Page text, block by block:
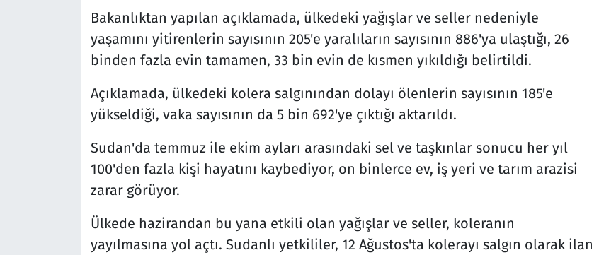
Bakanlıktan yapılan açıklamada, ülkedeki yağışlar ve seller nedeniyle
yaşamını yitirenlerin sayısının 205'e yaralıların sayısının 886'ya ulaştığı, 26
binden fazla evin tamamen, 33 bin evin de kısmen yıkıldığı belirtildi.
Açıklamada, ülkedeki kolera salgınından dolayı ölenlerin sayısının 185'e
yükseldiği, vaka sayısının da 5 bin 692'ye çıktığı aktarıldı.
Sudan'da temmuz ile ekim ayları arasındaki sel ve taşkınlar sonucu her yıl
100'den fazla kişi hayatını kaybediyor, on binlerce ev, iş yeri ve tarım arazisi
zarar görüyor.
Ülkede hazirandan bu yana etkili olan yağışlar ve seller, koleranın
yayılmasına yol açtı. Sudanlı yetkililer, 12 Ağustos'ta kolerayı salgın olarak ilan